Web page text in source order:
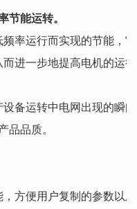
节能运转。
率运行而实现的节能，
进一步地提高电机的运
备运转中电网出现的瞬
品品质。
方便用户复制的参数以